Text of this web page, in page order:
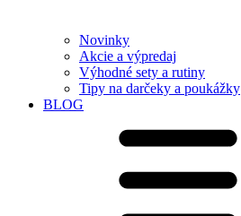
Novinky
Akcie a výpredaj
Výhodné sety a rutiny
Tipy na darčeky a poukážky
BLOG